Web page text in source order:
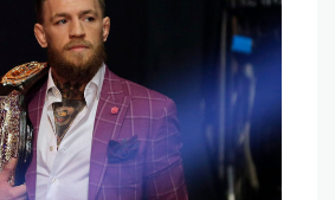
carrière. Et je te conseille
faire la même chose.
ce que tu as accompli et
mais bien conscient
sais pas.